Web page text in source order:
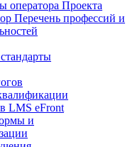
оператора Проекта
Перечень профессий и
LMS eFront
и